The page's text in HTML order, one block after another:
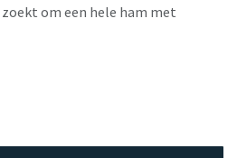
om een hele ham met